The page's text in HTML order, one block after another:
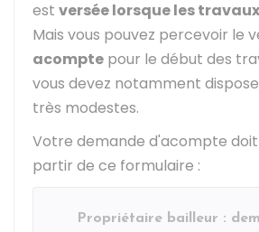
est versée lorsque les
Mais vous pouvez percevoir le
acompte pour le début des
vous devez notamment
très modestes.
Votre demande d'acompte
partir de ce formulaire :
Propriétaire bailleur :